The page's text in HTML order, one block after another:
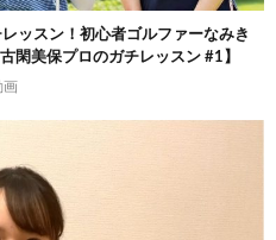
ッスン！初心者ゴルファーなみき
閑美保プロのガチレッスン #1】
画